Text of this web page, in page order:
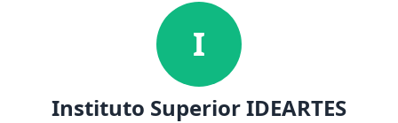
I
Instituto Superior IDEARTES